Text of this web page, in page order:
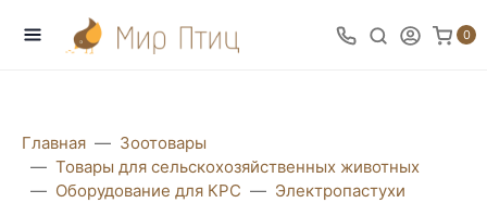
0
Главная
Зоотовары
Товары для сельскохозяйственных животных
Оборудование для КРС
Электропастухи